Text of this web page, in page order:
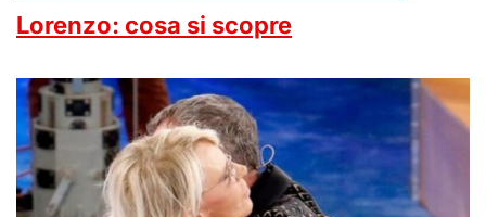
Lorenzo: cosa si scopre